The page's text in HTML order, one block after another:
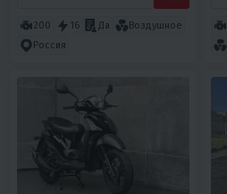
200 16 Да
Воздушное
Россия